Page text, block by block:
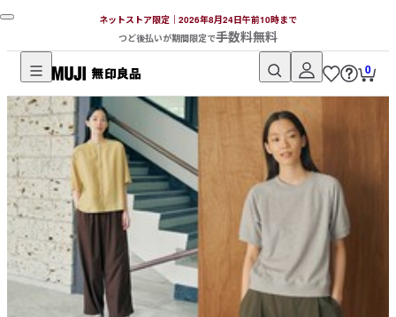
ネットストア限定｜2026年8月24日午前10時まで
つど後払いが期間限定で手数料無料
無
印
良
品
ネ
ッ
ト
ス
ト
ア
0